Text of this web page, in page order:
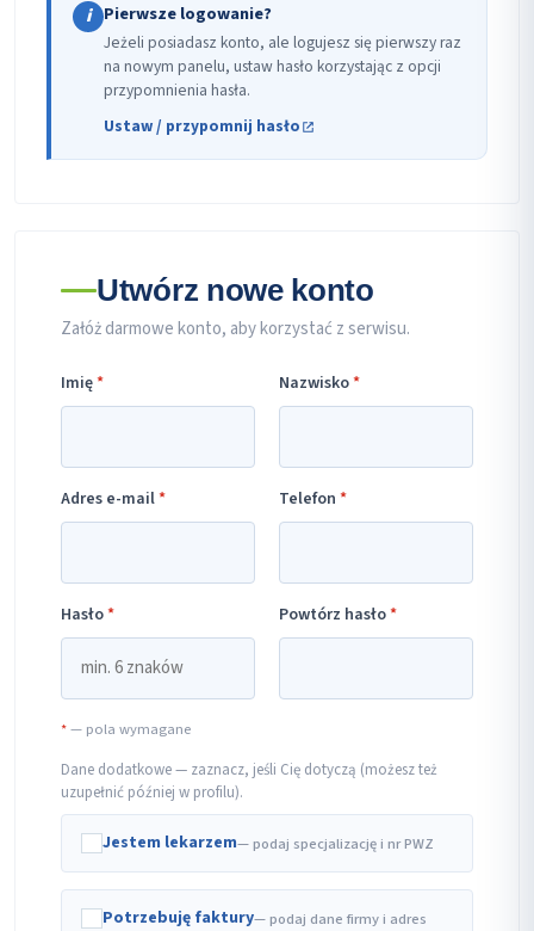
i Pierwsze logowanie?
Jeżeli posiadasz konto, ale logujesz się pierwszy raz
na nowym panelu, ustaw hasło korzystając z opcji
przypomnienia hasła.
Ustaw / przypomnij hasło
Utwórz nowe konto
Załóż darmowe konto, aby korzystać z serwisu.
Imię* Nazwisko*
Adres e-mail* Telefon *
Hasło* Powtórz hasło*
*— pola wymagane
Dane dodatkowe — zaznacz, jeśli Cię dotyczą (możesz też
uzupełnić później w profilu).
Jestem lekarzem— podaj specjalizację i nr PWZ
Potrzebuję faktury— podaj dane firmy i adres